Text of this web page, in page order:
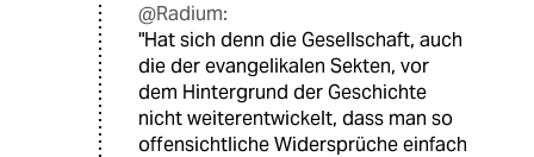
@Radium:
"Hat sich denn die Gesellschaft, auch
die der evangelikalen Sekten, vor
dem Hintergrund der Geschichte
nicht weiterentwickelt, dass man so
offensichtliche Widersprüche einfach